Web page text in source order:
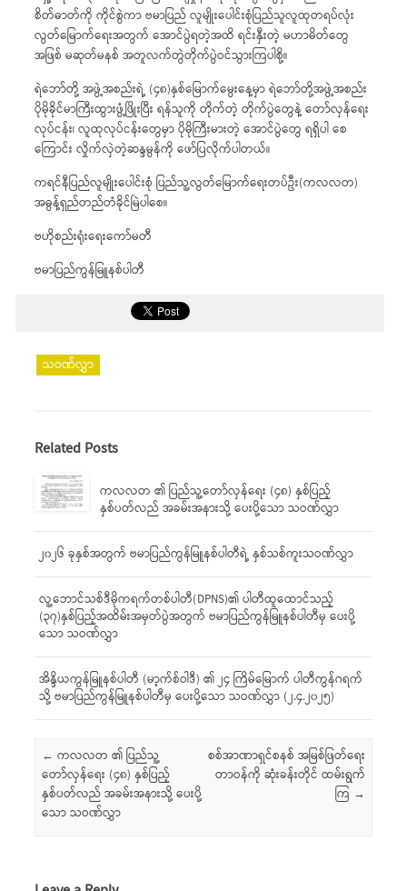
စိတ်ဓာတ်ကို ကိုင်စွဲကာ ဗမာပြည် လူမျိုးပေါင်းစုံပြည်သူလူထုတရပ်လုံး
လွတ်မြောက်ရေးအတွက် အောင်ပွဲရတဲ့အထိ ရင်းနှီးတဲ့ မဟာမိတ်တွေ
အဖြစ် မဆုတ်မနစ် အတူလက်တွဲတိုက်ပွဲဝင်သွားကြပါစို့။
ရဲဘော်တို့ အဖွဲ့အစည်းရဲ့ (၄၈)နှစ်မြောက်မွေးနေ့မှာ ရဲဘော်တို့အဖွဲ့အစည်း
ပိုမိုခိုင်မာကြီးထွားဖွံ့ဖြိုးပြီး ရန်သူကို တိုက်တဲ့ တိုက်ပွဲတွေနဲ့ တော်လှန်ရေး
လုပ်ငန်း၊ လူထုလုပ်ငန်းတွေမှာ ပိုမိုကြီးမားတဲ့ အောင်ပွဲတွေ ရရှိပါ စေ
ကြောင်း လှိုက်လှဲတဲ့ဆန္ဒမွန်ကို ဖော်ပြလိုက်ပါတယ်။
ကရင်နီပြည်လူမျိုးပေါင်းစုံ ပြည်သူ့လွတ်မြောက်ရေးတပ်ဦး(ကလလတ)
အဓွန့်ရှည်တည်တံခိုင်မြဲပါစေ။
ဗဟိုစည်းရုံးရေးကော်မတီ
ဗမာပြည်ကွန်မြူနစ်ပါတီ
သဝဏ်လွှာ
Related Posts
ကလလတ ၏ ပြည်သူ့တော်လှန်ရေး (၄၈) နှစ်ပြည့်
နှစ်ပတ်လည် အခမ်းအနားသို့ ပေးပို့သော သဝဏ်လွှာ
၂၀၂၆ ခုနှစ်အတွက် ဗမာပြည်ကွန်မြူနစ်ပါတီရဲ့ နှစ်သစ်ကူးသဝဏ်လွှာ
လူ့ဘောင်သစ်ဒီမိုကရက်တစ်ပါတီ(DPNS)၏ ပါတီထူထောင်သည့်
(၃၇)နှစ်ပြည့်အထိမ်းအမှတ်ပွဲအတွက် ဗမာပြည်ကွန်မြူနစ်ပါတီမှ ပေးပို့
သော သဝဏ်လွှာ
အိန္ဒိယကွန်မြူနစ်ပါတီ (မာ့က်စ်ဝါဒီ) ၏ ၂၄ ကြိမ်မြောက် ပါတီကွန်ဂရက်
သို့ ဗမာပြည်ကွန်မြူနစ်ပါတီမှ ပေးပို့သော သဝဏ်လွှာ (၂.၄.၂၀၂၅)
Post navigation
← ကလလတ ၏ ပြည်သူ့
တော်လှန်ရေး (၄၈) နှစ်ပြည့်
နှစ်ပတ်လည် အခမ်းအနားသို့ ပေးပို့
သော သဝဏ်လွှာ
စစ်အာဏာရှင်စနစ် အမြစ်ဖြတ်ရေး
တာဝန်ကို ဆုံးခန်းတိုင် ထမ်းရွက်
ကြ →